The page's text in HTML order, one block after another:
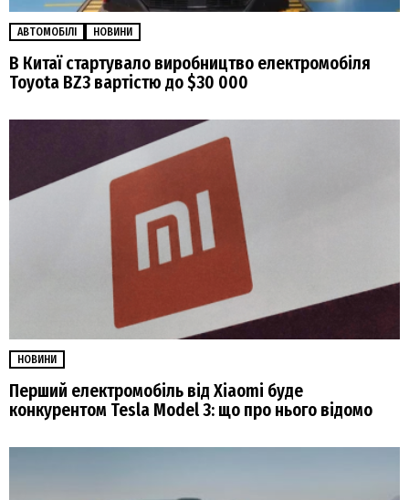
АВТОМОБІЛІ НОВИНИ
В Китаї стартувало виробництво електромобіля
Toyota BZ3 вартістю до $30 000
НОВИНИ
Перший електромобіль від Xiaomi буде
конкурентом Tesla Model 3: що про нього відомо